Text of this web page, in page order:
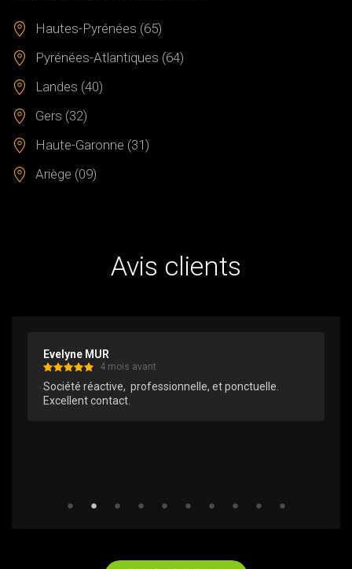
Hautes-Pyrénées (65)
Pyrénées-Atlantiques (64)
Landes (40)
Gers (32)
Haute-Garonne (31)
Ariège (09)
Avis clients
Evelyne MUR
4 mois avant
Société réactive,  professionnelle, et ponctuelle.
Excellent contact.